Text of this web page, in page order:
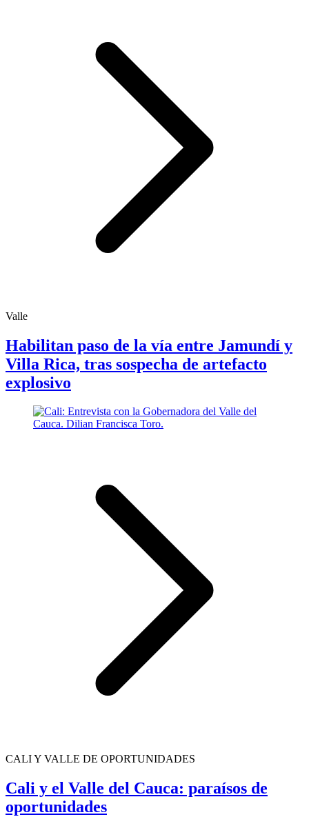
Valle
Habilitan paso de la vía entre Jamundí y
Villa Rica, tras sospecha de artefacto
explosivo
CALI Y VALLE DE OPORTUNIDADES
Cali y el Valle del Cauca: paraísos de
oportunidades